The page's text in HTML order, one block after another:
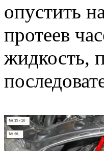
опустить
протеев
жидкость,